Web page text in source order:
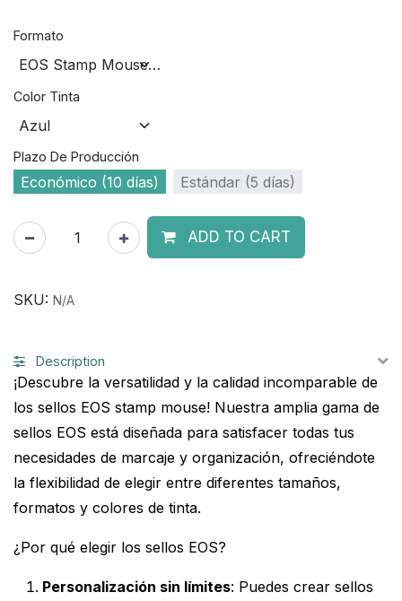
Formato
Color Tinta
Plazo De Producción
Económico (10 días) Estándar (5 días)
ADD TO CART
SKU: N/A
Description
¡Descubre la versatilidad y la calidad incomparable de
los sellos EOS stamp mouse! Nuestra amplia gama de
sellos EOS está diseñada para satisfacer todas tus
necesidades de marcaje y organización, ofreciéndote
la flexibilidad de elegir entre diferentes tamaños,
formatos y colores de tinta.
¿Por qué elegir los sellos EOS?
Personalización sin límites: Puedes crear sellos